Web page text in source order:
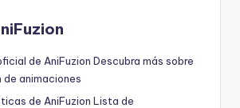
de AniFuzion Descubra más sobre
de animaciones
de AniFuzion Lista de